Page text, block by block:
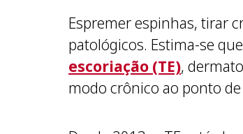
Espremer espinhas, tirar
patológicos. Estima-se
escoriação (TE),
modo crônico ao ponto